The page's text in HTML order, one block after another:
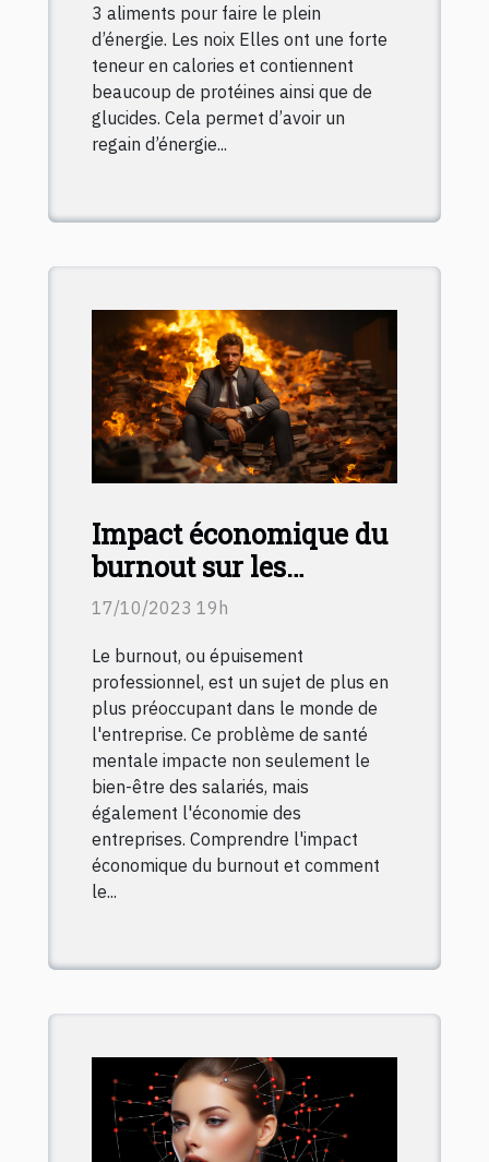
3 aliments pour faire le plein
d’énergie. Les noix Elles ont une forte
teneur en calories et contiennent
beaucoup de protéines ainsi que de
glucides. Cela permet d’avoir un
regain d’énergie...
Impact économique du
burnout sur les
entreprises : comment
17/10/2023 19h
Le burnout, ou épuisement
professionnel, est un sujet de plus en
plus préoccupant dans le monde de
l'entreprise. Ce problème de santé
mentale impacte non seulement le
bien-être des salariés, mais
également l'économie des
entreprises. Comprendre l'impact
économique du burnout et comment
le...